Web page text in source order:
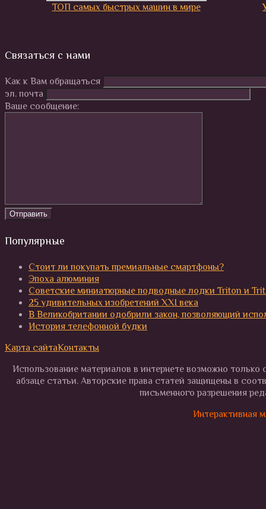
ТОП самых быстрых машин в мире
Связаться с нами
Как к Вам обращаться
эл. почта
Ваше сообщение:
Популярные
Стоит ли покупать премиальные смартфоны?
Эпоха алюминия
Советские миниатюрные подводные лодки Triton и
25 удивительных изобретений XXI века
В Великобритании одобрили закон, позволяющий
История телефонной будки
Карта сайтаКонтакты
Использование материалов в интернете возможно
абзаце статьи. Авторские права статей защищены в
письменного разрешения
Интерактивная